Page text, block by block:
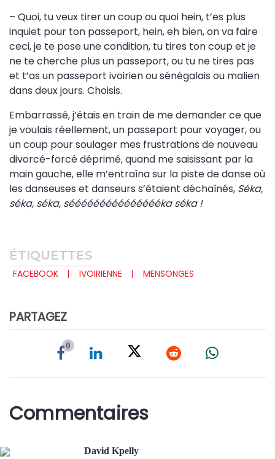
– Quoi, tu veux tirer un coup ou quoi hein, t’es plus
inquiet pour ton passeport, hein, eh bien, on va faire
ceci, je te pose une condition, tu tires ton coup et je
ne te cherche plus un passeport, ou tu ne tires pas
et t’as un passeport ivoirien ou sénégalais ou malien
dans deux jours. Choisis.
Embarrassé, j’étais en train de me demander ce que
je voulais réellement, un passeport pour voyager, ou
un coup pour soulager mes frustrations de nouveau
divorcé-forcé déprimé, quand me saisissant par la
main gauche, elle m’entraîna sur la piste de danse où
les danseuses et danseurs s’étaient déchaînés, Séka,
séka, séka, séééééééééééééééka séka !
ÉTIQUETTES
FACEBOOK IVOIRIENNE MENSONGES
PARTAGEZ
0
Commentaires
David Kpelly